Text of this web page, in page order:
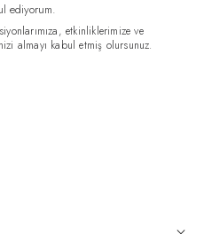
ediyorum.
etkinliklerimize ve
almayı kabul etmiş olursunuz.